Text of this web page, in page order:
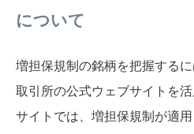
について
増担保規制の銘柄を把握する
取引所の公式ウェブサイトを
サイトでは、増担保規制が適